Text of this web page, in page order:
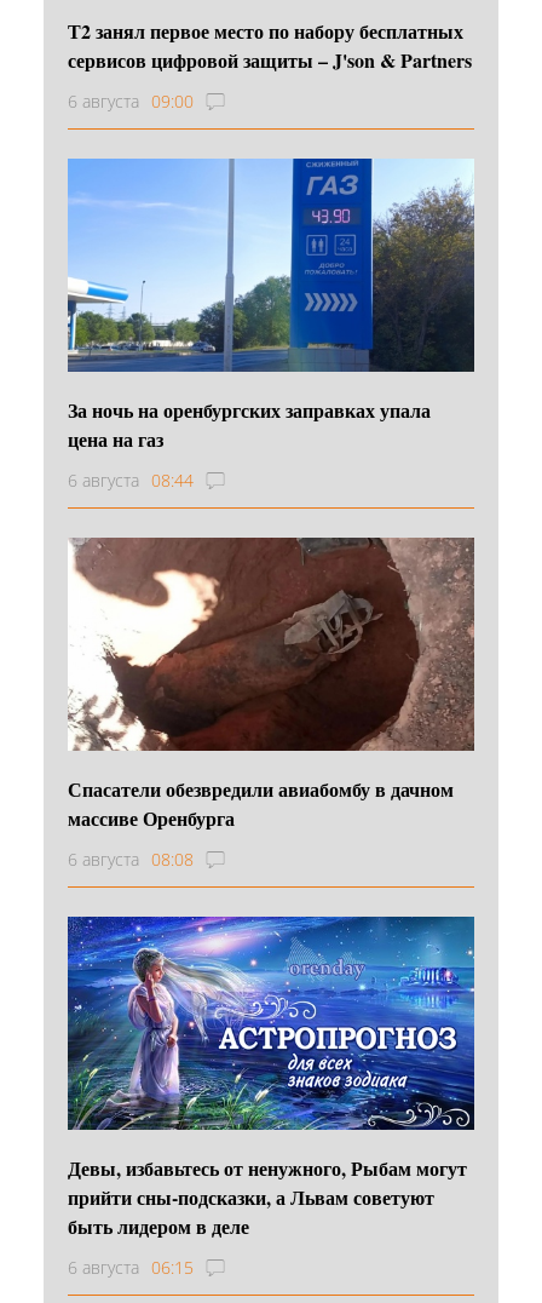
Т2 занял первое место по набору бесплатных
сервисов цифровой защиты – J'son & Partners
6 августа 09:00
За ночь на оренбургских заправках упала
цена на газ
6 августа 08:44
Спасатели обезвредили авиабомбу в дачном
массиве Оренбурга
6 августа 08:08
Девы, избавьтесь от ненужного, Рыбам могут
прийти сны-подсказки, а Львам советуют
быть лидером в деле
6 августа 06:15